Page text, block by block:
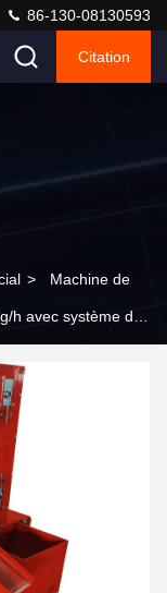
86-130-08130593
Citation
> Machine de
h avec système de